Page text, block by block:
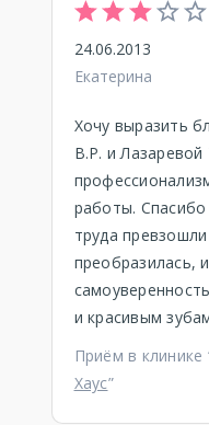
24.06.2013
Екатерина
Хочу выразить
В.Р. и Лазаревой
работы.
труда
преобразилась,
и красивым
Приём в клинике
Хаус”